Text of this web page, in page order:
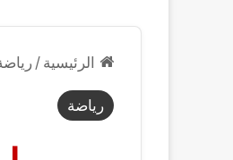
الرئيسية /
رياضة